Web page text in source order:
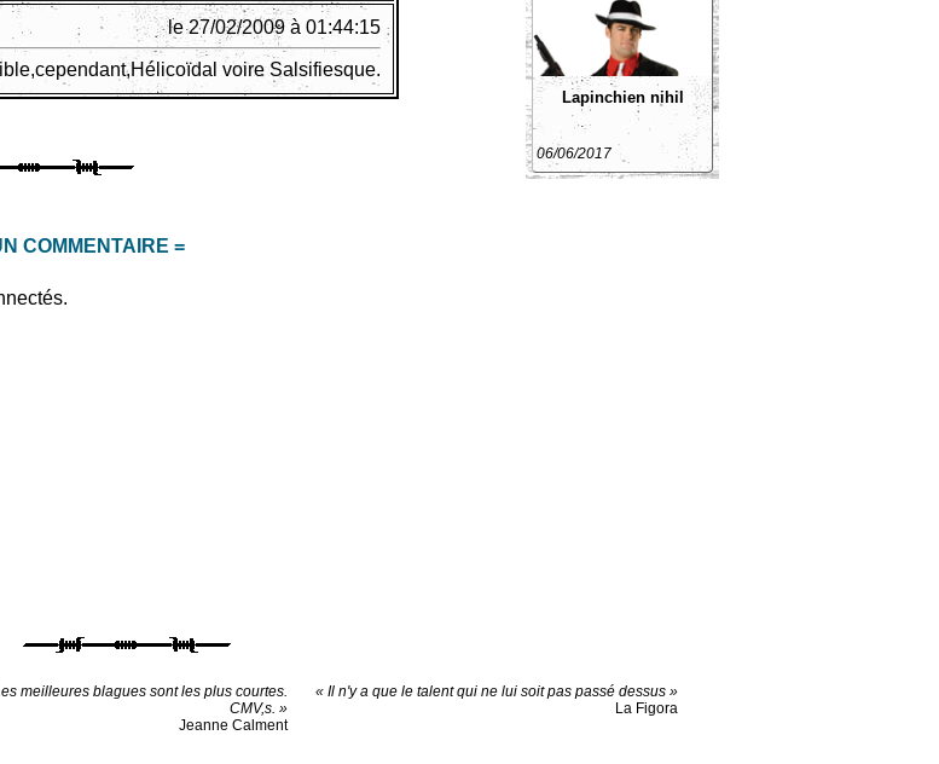
Lapinchien nihil
06/06/2017
le 27/02/2009 à 01:44:15
voire Salsifiesque.
COMMENTAIRE =
meilleures blagues sont les plus courtes.
CMV,s. »
Jeanne Calment
« Il n'y a que le talent qui ne lui soit pas passé dessus »
La Figora